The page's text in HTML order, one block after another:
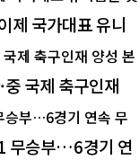
제 국가대표 유니
국제 축구인재
무승부…6경기 연